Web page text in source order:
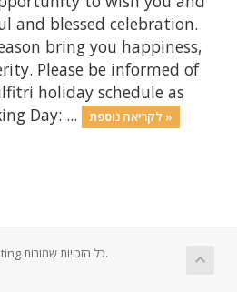
and blessed celebration.
bring you happiness,
Please be informed of
holiday schedule as
Day: ...
לקריאה נוספת »
זכויות יוצרים © 2026 iCoreHosting כל הזכויות שמורות.